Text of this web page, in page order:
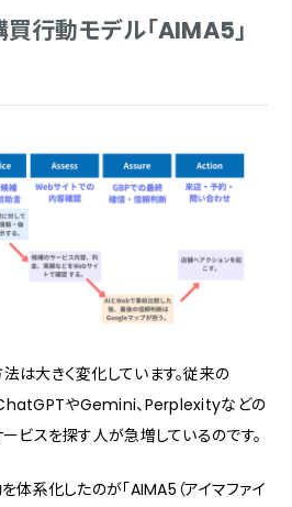
行動モデル「AIMA5」
は大きく変化しています。従来の
やGemini、Perplexityなどの
ビスを探す人が急増しているのです。
体系化したのが「AIMA5（アイマファイ